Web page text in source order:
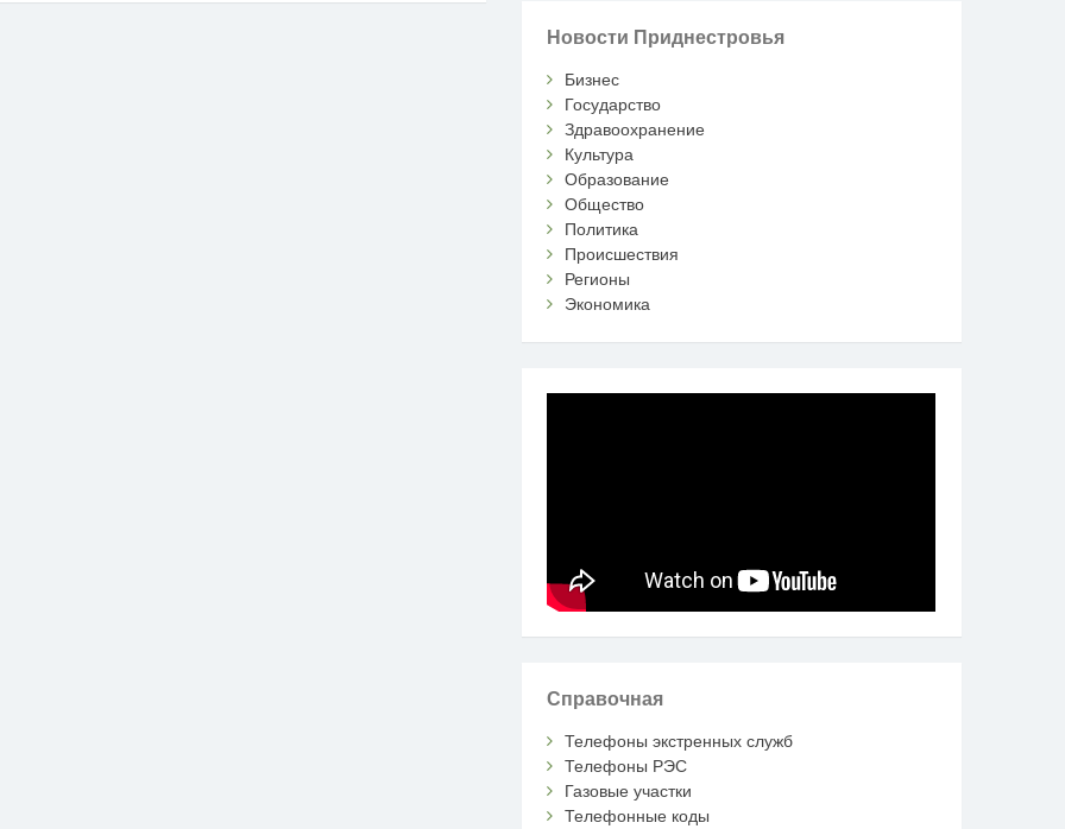
Новости Приднестровья
Бизнес
Государство
Здравоохранение
Культура
Образование
Общество
Политика
Происшествия
Регионы
Экономика
Справочная
Телефоны экстренных служб
Телефоны РЭС
Газовые участки
Телефонные коды